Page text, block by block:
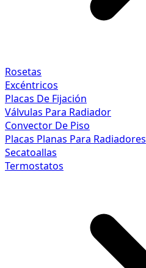
Rosetas
Excéntricos
Placas De Fijación
Válvulas Para Radiador
Convector De Piso
Placas Planas Para Radiadores
Secatoallas
Termostatos